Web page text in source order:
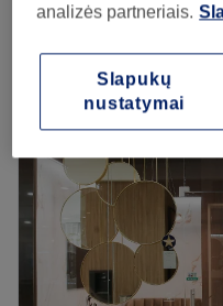
Peržiūrėti salono
Pirmadienis
Antradienis
Trečiadienis
Ketvirtadienis
Penktadienis
Šeštadienis
Sekmadienis
Esu sertifikuota
analizės partneriais.
Slapukų
nustatymai